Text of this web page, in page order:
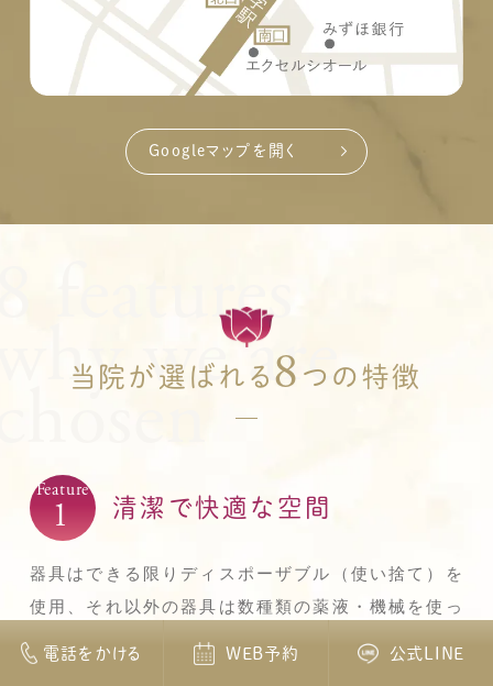
Googleマップを開く
当院が選ばれる 8 つの特徴
1 清潔で快適な空間
器具はできる限りディスポーザブル（使い捨て）を
使用、それ以外の器具は数種類の薬液・機械を使っ
て念入りに消毒・滅菌をおこなっています。新規オ
電話をかける WEB予約 公式LINE